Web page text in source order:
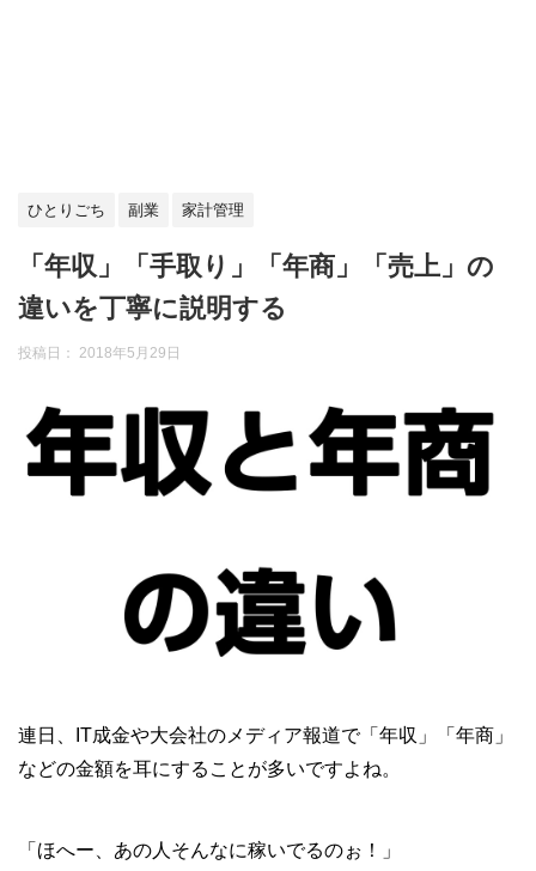
ひとりごち 副業 家計管理
「年収」「手取り」「年商」「売上」の
違いを丁寧に説明する
投稿日： 2018年5月29日
連日、IT成金や大会社のメディア報道で「年収」「年商」
などの金額を耳にすることが多いですよね。
「ほへー、あの人そんなに稼いでるのぉ！」